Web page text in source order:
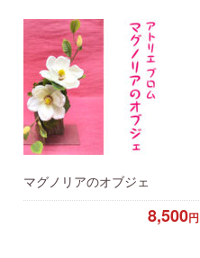
マグノリアのオブジェ
8,500円